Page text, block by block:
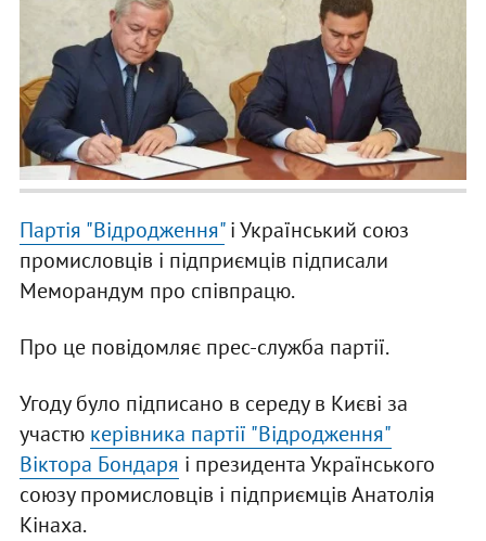
Партія "Відродження"і Український союз
промисловців і підприємців підписали
Меморандум про співпрацю.
Про це повідомляє прес-служба партії.
Угоду було підписано в середу в Києві за
участю керівника партії "Відродження"
Віктора Бондаря і президента Українського
союзу промисловців і підприємців Анатолія
Кінаха.